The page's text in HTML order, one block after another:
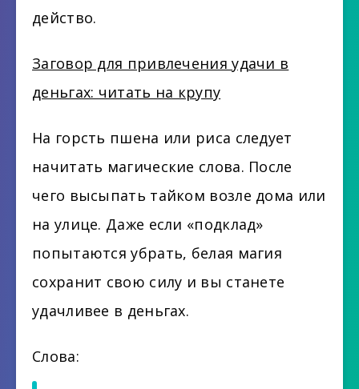
действо.
Заговор для привлечения удачи в
деньгах: читать на крупу
На горсть пшена или риса следует
начитать магические слова. После
чего высыпать тайком возле дома или
на улице. Даже если «подклад»
попытаются убрать, белая магия
сохранит свою силу и вы станете
удачливее в деньгах.
Слова: